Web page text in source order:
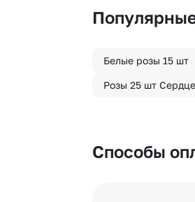
Белые розы 15 шт
Розы 25 шт Сердце
Способы